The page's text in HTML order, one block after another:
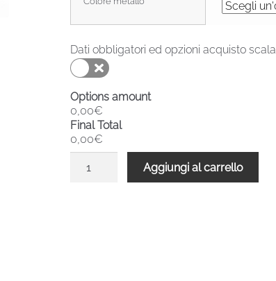
Dati obbligatori ed opzioni acquisto scala
Options amount
0,00€
Final Total
0,00€
Aggiungi al carrello